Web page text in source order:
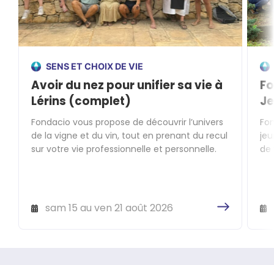
SENS ET CHOIX DE VIE
Avoir du nez pour unifier sa vie à
Lérins (complet)
Fondacio vous propose de découvrir l’univers
de la vigne et du vin, tout en prenant du recul
sur votre vie professionnelle et personnelle.
sam 15 au ven 21 août 2026
de